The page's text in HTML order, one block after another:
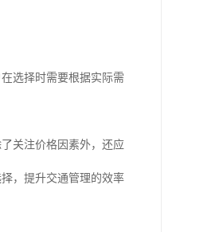
选择时需要根据实际需
关注价格因素外，还应
，提升交通管理的效率